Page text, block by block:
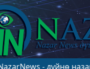
- дүйнө